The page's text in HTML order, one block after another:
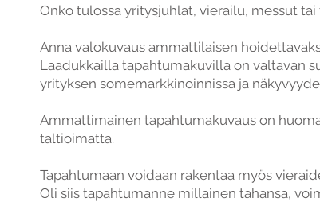
Onko tulossa yritysjuhlat, vierailu, messut tai
Anna valokuvaus ammattilaisen
Laadukkailla tapahtumakuvilla on valtavan
yrityksen somemarkkinoinnissa ja
Ammattimainen tapahtumakuvaus on
taltioimatta.
Tapahtumaan voidaan rakentaa myös
Oli siis tapahtumanne millainen tahansa,